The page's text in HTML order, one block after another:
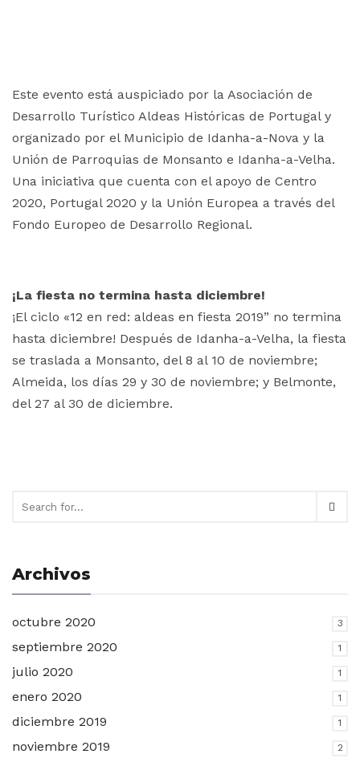
Este evento está auspiciado por la Asociación de
Desarrollo Turístico Aldeas Históricas de Portugal y
organizado por el Municipio de Idanha-a-Nova y la
Unión de Parroquias de Monsanto e Idanha-a-Velha.
Una iniciativa que cuenta con el apoyo de Centro
2020, Portugal 2020 y la Unión Europea a través del
Fondo Europeo de Desarrollo Regional.
¡La fiesta no termina hasta diciembre!
¡El ciclo «12 en red: aldeas en fiesta 2019” no termina
hasta diciembre! Después de Idanha-a-Velha, la fiesta
se traslada a Monsanto, del 8 al 10 de noviembre;
Almeida, los días 29 y 30 de noviembre; y Belmonte,
del 27 al 30 de diciembre.
Archivos
octubre 2020 3
septiembre 2020 1
julio 2020 1
enero 2020 1
diciembre 2019 1
noviembre 2019 2